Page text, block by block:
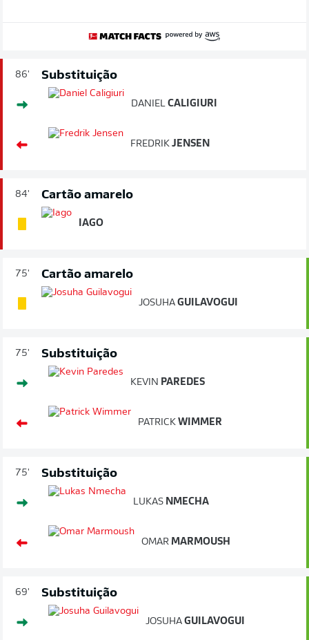
86' Substituição
DANIEL CALIGIURI
FREDRIK JENSEN
84' Cartão amarelo
IAGO
75' Cartão amarelo
JOSUHA GUILAVOGUI
75' Substituição
KEVIN PAREDES
PATRICK WIMMER
75' Substituição
LUKAS NMECHA
OMAR MARMOUSH
69' Substituição
JOSUHA GUILAVOGUI